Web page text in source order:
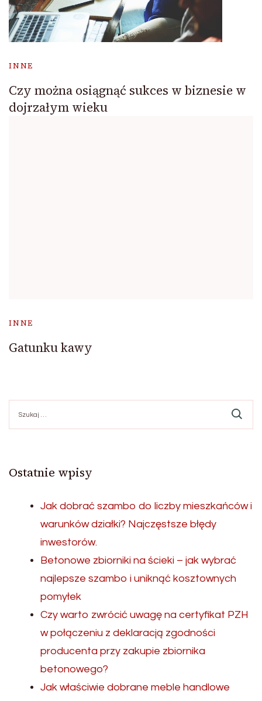
INNE
Czy można osiągnąć sukces w biznesie w
dojrzałym wieku
INNE
Gatunku kawy
Ostatnie wpisy
Jak dobrać szambo do liczby mieszkańców i
warunków działki? Najczęstsze błędy
inwestorów.
Betonowe zbiorniki na ścieki – jak wybrać
najlepsze szambo i uniknąć kosztownych
pomyłek
Czy warto zwrócić uwagę na certyfikat PZH
w połączeniu z deklaracją zgodności
producenta przy zakupie zbiornika
betonowego?
Jak właściwie dobrane meble handlowe